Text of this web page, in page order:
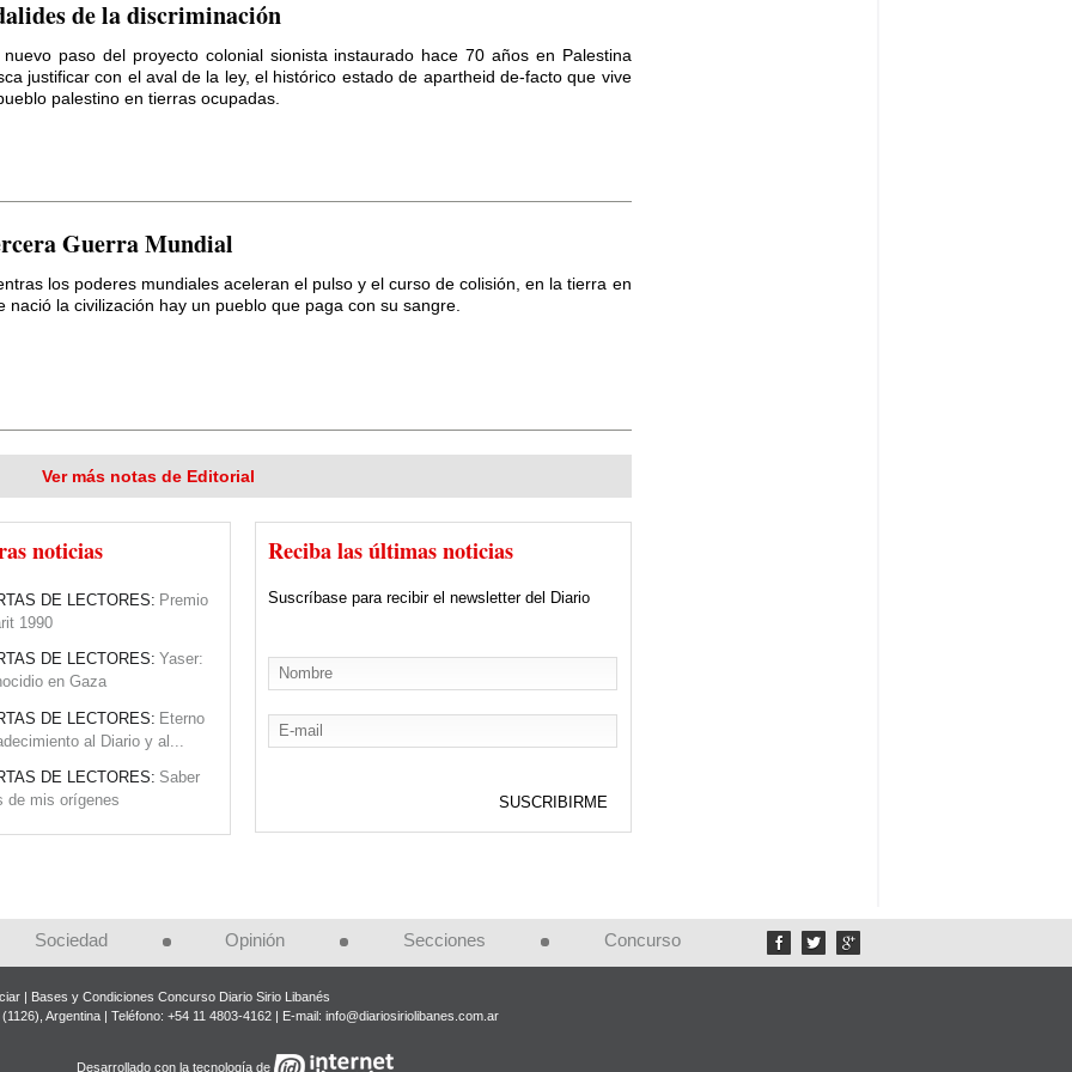
de la discriminación
nuevo paso del proyecto colonial sionista instaurado hace 70 años en Palestina
justificar con el aval de la ley, el histórico estado de apartheid de-facto que vive
palestino en tierras ocupadas.
Guerra Mundial
los poderes mundiales aceleran el pulso y el curso de colisión, en la tierra en
nació la civilización hay un pueblo que paga con su sangre.
Ver más notas de Editorial
noticias
en Gaza
DE LECTORES: Eterno
DE LECTORES: Saber
Clásica en el
El Diario Sirio Libanés
90 años
DE LECTORES: Premio
1990
DE LECTORES: Yaser:
en Gaza
DE LECTORES: Eterno
al Diario y al...
DE LECTORES: Saber
de mis orígenes
DE LECTORES: Agradec
El Diario Sirio Libanés
Reciba las últimas noticias
Suscríbase para recibir el newsletter del Diario
  
Sociedad Opinión Secciones Concurso
Bases y Condiciones Concurso Diario Sirio Libanés
Argentina | Teléfono: +54 11 4803-4162 | E-mail: info@diariosiriolibanes.com.ar
Desarrollado con la tecnología de